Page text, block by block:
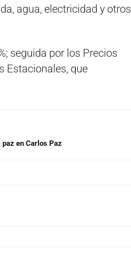
agua, electricidad y otros
seguida por los Precios
Estacionales, que
en Carlos Paz